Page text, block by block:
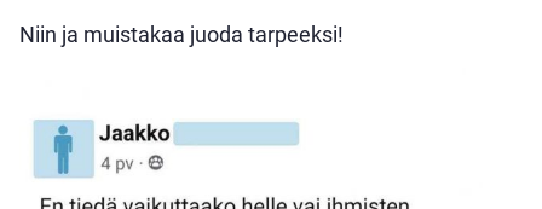
Niin ja muistakaa juoda tarpeeksi!